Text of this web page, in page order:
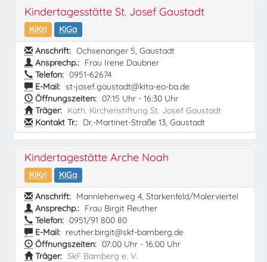
Kindertagesstätte St. Josef Gaustadt
KiKri
KiGa
Anschrift: Ochsenanger 5, Gaustadt
Ansprechp.: Frau Irene Daubner
Telefon: 0951-62674
E-Mail: st-josef.gaustadt@kita-eo-ba.de
Öffnungszeiten: 07:15 Uhr - 16:30 Uhr
Träger: Kath. Kirchenstiftung St. Josef Gaustadt
Kontakt Tr.: Dr.-Martinet-Straße 13, Gaustadt
Kindertagestätte Arche Noah
KiKri
KiGa
Anschrift: Mannlehenweg 4, Starkenfeld/Malerviertel
Ansprechp.: Frau Birgit Reuther
Telefon: 0951/91 800 80
E-Mail: reuther.birgit@skf-bamberg.de
Öffnungszeiten: 07:00 Uhr - 16:00 Uhr
Träger: SkF Bamberg e. V.